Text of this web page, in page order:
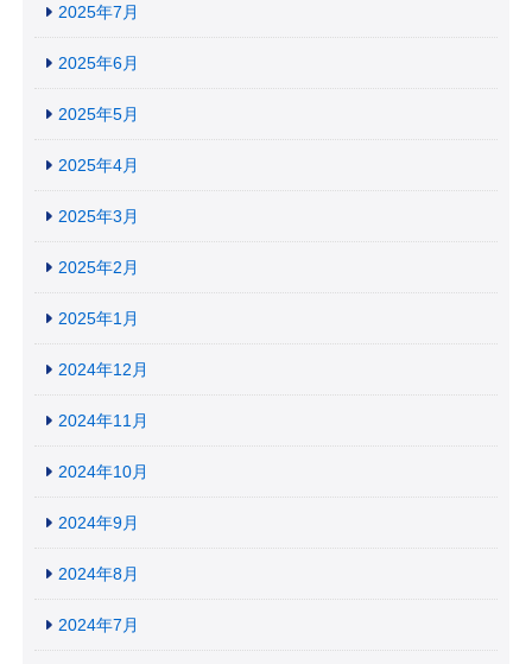
2025年7月
2025年6月
2025年5月
2025年4月
2025年3月
2025年2月
2025年1月
2024年12月
2024年11月
2024年10月
2024年9月
2024年8月
2024年7月